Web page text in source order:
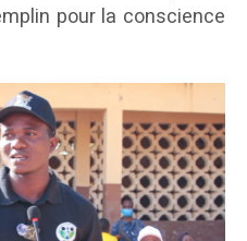
pour la conscience